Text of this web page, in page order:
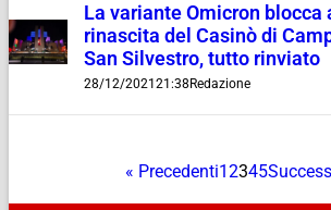
La variante Omicron blocca
rinascita del Casinò di
San Silvestro, tutto rinviato
28/12/202121:38Redazione
« Precedenti12345